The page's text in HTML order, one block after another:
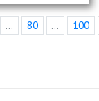
... 80 ... 100